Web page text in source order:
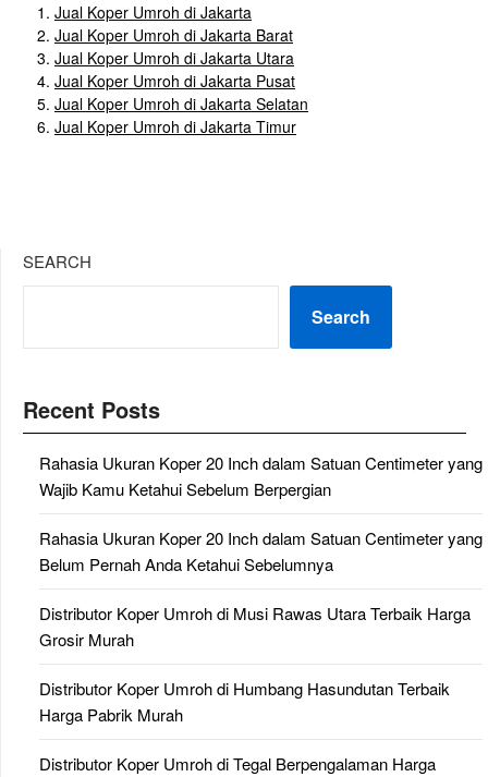
Jual Koper Umroh di Jakarta
Jual Koper Umroh di Jakarta Barat
Jual Koper Umroh di Jakarta Utara
Jual Koper Umroh di Jakarta Pusat
Jual Koper Umroh di Jakarta Selatan
Jual Koper Umroh di Jakarta Timur
SEARCH
Search
Recent Posts
Rahasia Ukuran Koper 20 Inch dalam Satuan Centimeter yang
Wajib Kamu Ketahui Sebelum Berpergian
Rahasia Ukuran Koper 20 Inch dalam Satuan Centimeter yang
Belum Pernah Anda Ketahui Sebelumnya
Distributor Koper Umroh di Musi Rawas Utara Terbaik Harga
Grosir Murah
Distributor Koper Umroh di Humbang Hasundutan Terbaik
Harga Pabrik Murah
Distributor Koper Umroh di Tegal Berpengalaman Harga